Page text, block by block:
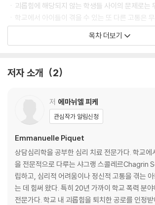
ㆍ괴롭힘에 해당되지 않는 학생들 사이의 문제로는
ㆍ학교에서 아이들이 겪을 수 있는 또 다른 고통은
ㆍ왜 몇 년 전부터 학교 내 괴롭힘 얘기가 많아진 걸
ㆍ괴롭힘은 몇 살 때부터 시작되나요?
ㆍ학교 내 괴롭힘은 어떤 연령대가 가장 영향을 많이
ㆍ학교 폭력과 관련해 프랑스의 순위는 어떤가요?
ㆍ괴롭힘을 당하는 아이들의 자살률은 어떤가요?
ㆍ법에 명시된 처벌은 어떤 것들인가요?
ㆍ남자아이와 여자아이 모두 똑같은 괴롭힘을 당하
ㆍ프랑스에는 어떤 예방책이 있나요?
ㆍ교육부에서는 어떤 대책을 내놓고 있나요?
ㆍ다른 해결책으로는 어떤 것들이 있나요?
목차 더보기
저자 소개 2
저 에마뉘엘 피케
관심작가 알림신청
Emmanuelle Piquet
상담심리학을 공부한 심리 치료 전문가다. 학교에
을 전문적으로 다루는 샤그랭 스콜레르Chagrin
립하고, 심리적 어려움이나 정신적 고통을 겪는
는 데 힘써 왔다. 특히 20년 가까이 학교 폭력 분
전문가다. 학교 내 괴롭힘을 퇴치한 공로를 인정